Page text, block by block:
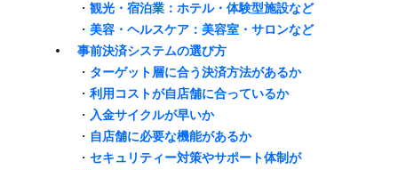
・ 観光・宿泊業：ホテル・体験型施設など
・ 美容・​ヘルスケア：美容室・サロンなど
事前決済システムの​選び方
・ ターゲット層に​合う​決済方​法が​あるか
・ 利用コストが​自店舗に​合っているか
・ ​入金サイクルが​早いか
・ ​自店舗に​必要な​機能が​あるか
・ セキュリティー対策や​サポート体制が​